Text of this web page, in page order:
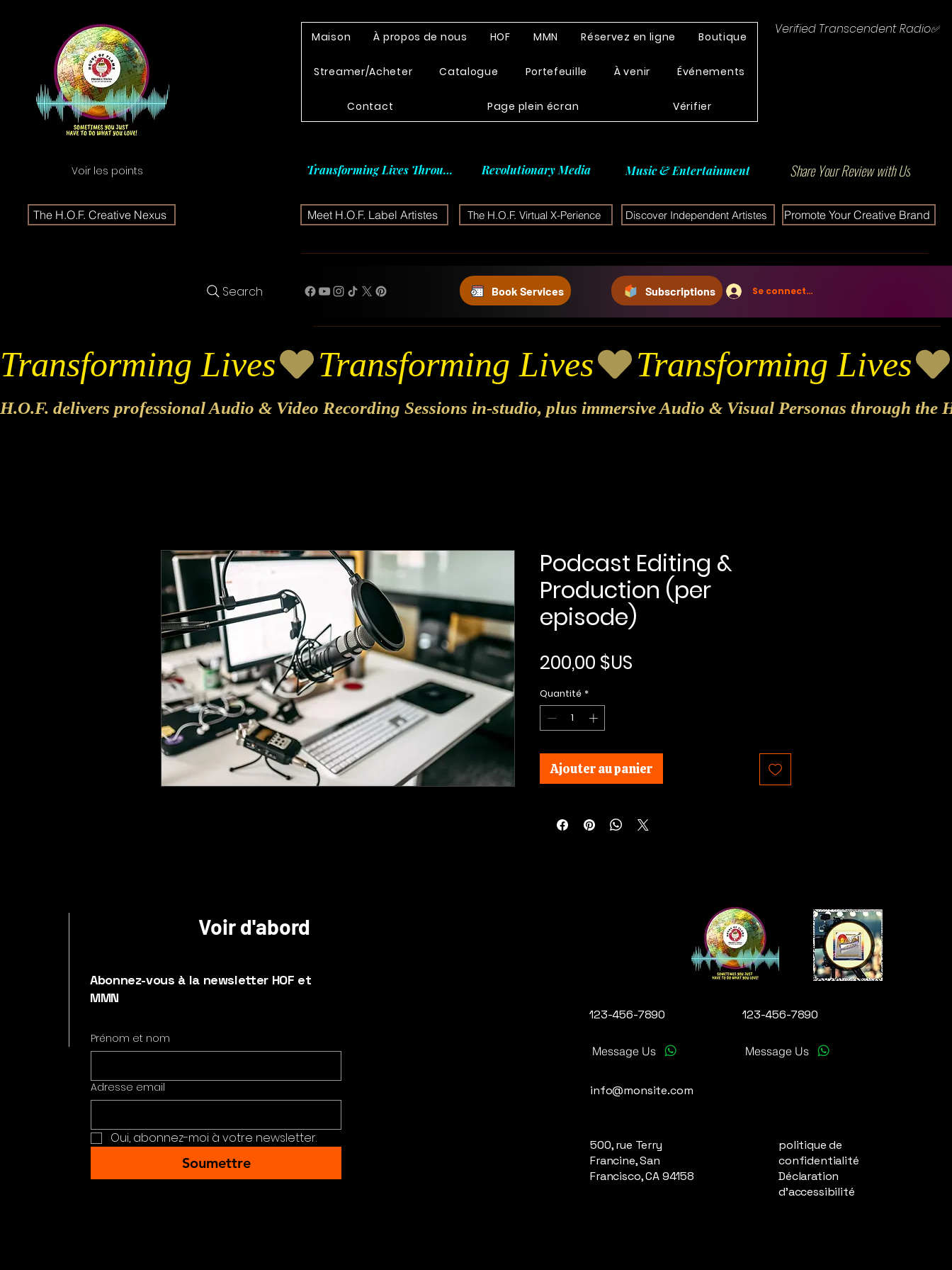
Voir les points
The H.O.F. Creative Nexus
Maison À propos de nous HOF MMN Réservez en ligne Boutique
Streamer/Acheter Catalogue Portefeuille À venir Événements
Contact Page plein écran Vérifier
Verified Transcendent Radio✅
Transforming Lives Through Revolutionary Media Music & Entertainment Share Your Review with Us
Meet H.O.F. Label Artistes The H.O.F. Virtual X-Perience Discover Independent Artistes Promote Your Creative Brand
Search Book Services Subscriptions Se connecter
Transforming Lives
H.O.F. delivers professional Audio & Video Recording Sessions in-studio, plus immersive Audio & Visual Personas through the
Podcast Editing &
Production (per
episode)
200,00 $US
Quantité *
Ajouter au panier
Abonnez-vous à la newsletter HOF et
MMN
Prénom et nom
Adresse email
Oui, abonnez-moi à votre newsletter.
Soumettre
123-456-7890
Message Us
123-456-7890
Message Us
info@monsite.com
500, rue Terry
Francine, San
Francisco, CA 94158
politique de
confidentialité
Déclaration
d'accessibilité
Voir d'abord